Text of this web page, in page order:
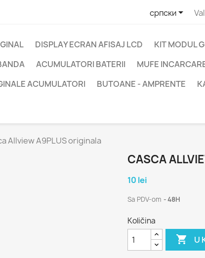
српски
DISPLAY ECRAN AFISAJ LCD KIT MODUL
ACUMULATORI BATERII
MUFE
ACUMULATORI
BUTOANE - AMPRENTE
Allview A9PLUS originala
CASCA
10 lei
Sa PDV-om 48H
Količina
 U